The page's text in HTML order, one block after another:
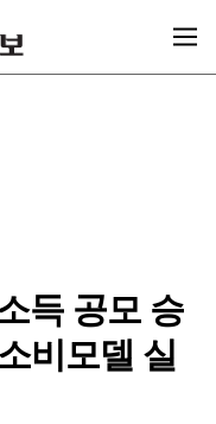
득 공모 승
비모델 실